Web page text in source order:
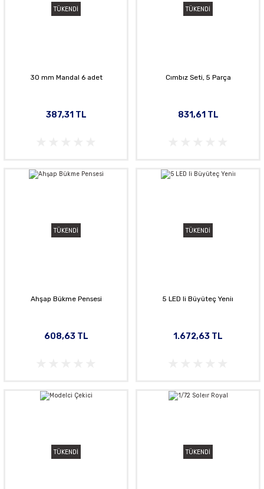
TÜKENDİ
30 mm Mandal 6 adet
387,31 TL
TÜKENDİ
Cımbız Seti, 5 Parça
831,61 TL
TÜKENDİ
Ahşap Bükme Pensesi
608,63 TL
TÜKENDİ
5 LED li Büyüteç Yeniı
1.672,63 TL
TÜKENDİ TÜKENDİ